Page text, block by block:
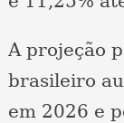
A projeção
brasileiro
em 2026 e